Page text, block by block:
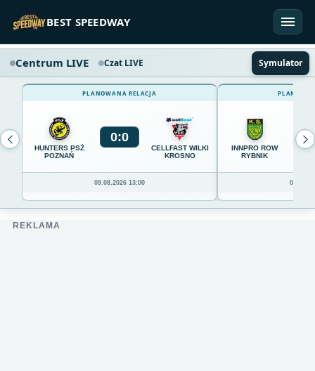
BEST SPEEDWAY
Centrum LIVE Czat LIVE Symulator
PLANOWANA RELACJA
HUNTERS PSŻ
POZNAŃ
0:0
CELLFAST WILKI
KROSNO
09.08.2026 13:00
INNPRO ROW
RYBNIK
0
REKLAMA